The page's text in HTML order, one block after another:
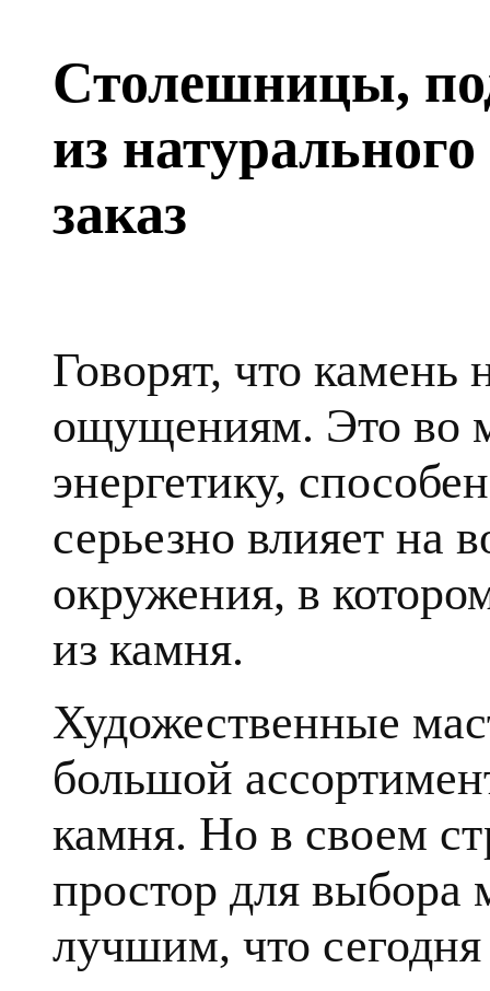
Столешницы,
из
заказ
Говорят, что
ощущениям. Это во
энергетику,
серьезно влияет на
окружения, в
из камня.
Художественные
большой
камня. Но в своем
простор для выбора
лучшим, что